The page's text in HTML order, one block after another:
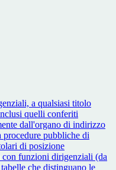
a qualsiasi titolo
quelli conferiti
dall'organo di indirizzo
procedure pubbliche di
di posizione
con funzioni dirigenziali (da
che distinguano le